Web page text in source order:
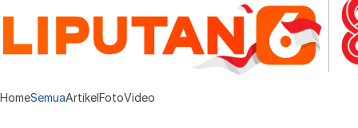
HomeSemuaArtikelFotoVideo